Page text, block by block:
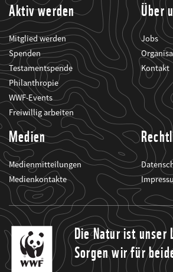
Aktiv werden
Mitglied werden
Spenden
Testamentspende
Philanthropie
WWF-Events
Freiwillig arbeiten
Über
Jobs
Kontakt
Medien
Medienmitteilungen
Medienkontakte
Die Natur ist unser
Sorgen wir für